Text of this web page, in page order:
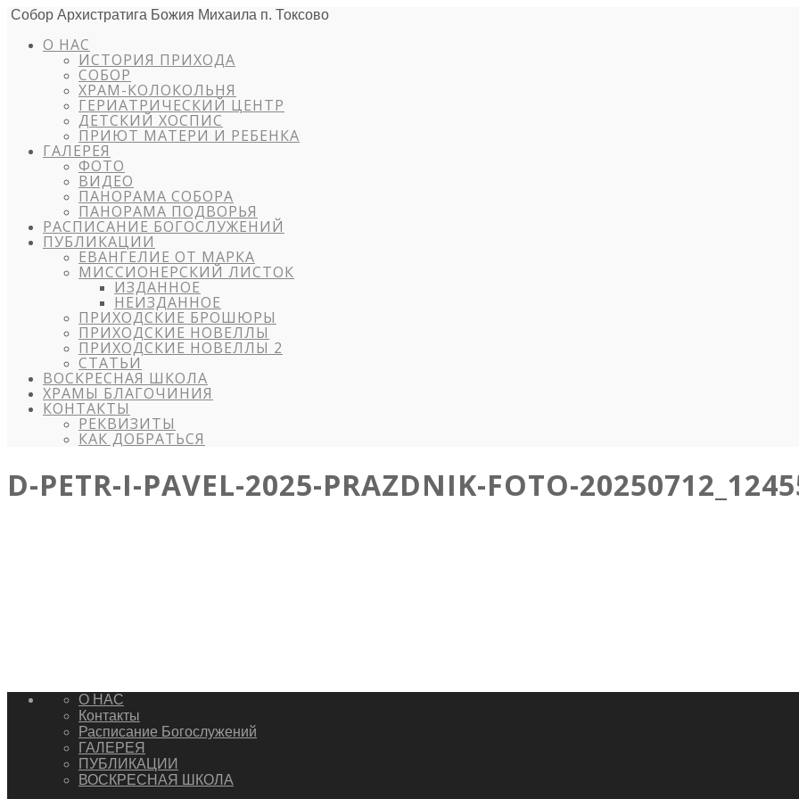
Собор Архистратига Божия Михаила п. Токсово
О НАС
ИСТОРИЯ ПРИХОДА
СОБОР
ХРАМ-КОЛОКОЛЬНЯ
ГЕРИАТРИЧЕСКИЙ ЦЕНТР
ДЕТСКИЙ ХОСПИС
ПРИЮТ МАТЕРИ И РЕБЕНКА
ГАЛЕРЕЯ
ФОТО
ВИДЕО
ПАНОРАМА СОБОРА
ПАНОРАМА ПОДВОРЬЯ
РАСПИСАНИЕ БОГОСЛУЖЕНИЙ
ПУБЛИКАЦИИ
ЕВАНГЕЛИЕ ОТ МАРКА
МИССИОНЕРСКИЙ ЛИСТОК
ИЗДАННОЕ
НЕИЗДАННОЕ
ПРИХОДСКИЕ БРОШЮРЫ
ПРИХОДСКИЕ НОВЕЛЛЫ
ПРИХОДСКИЕ НОВЕЛЛЫ 2
СТАТЬИ
ВОСКРЕСНАЯ ШКОЛА
ХРАМЫ БЛАГОЧИНИЯ
КОНТАКТЫ
РЕКВИЗИТЫ
КАК ДОБРАТЬСЯ
D-PETR-I-PAVEL-2025-PRAZDNIK-FOTO-
О НАС
Контакты
Расписание Богослужений
ГАЛЕРЕЯ
ПУБЛИКАЦИИ
ВОСКРЕСНАЯ ШКОЛА